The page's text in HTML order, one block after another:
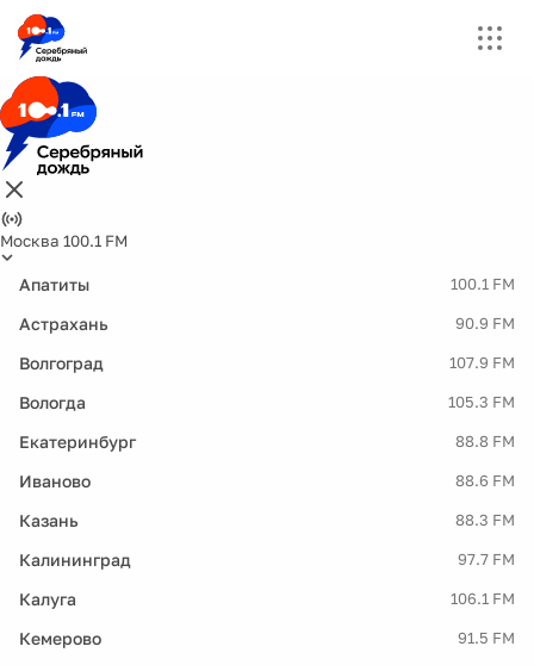
Москва 100.1 FM
Апатиты 100.1 FM
Астрахань 90.9 FM
Волгоград 107.9 FM
Вологда 105.3 FM
Екатеринбург 88.8 FM
Иваново 88.6 FM
Казань 88.3 FM
Калининград 97.7 FM
Калуга 106.1 FM
Кемерово 91.5 FM